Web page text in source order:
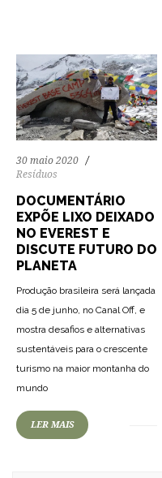
30 maio 2020
Resíduos
DOCUMENTÁRIO
EXPÕE LIXO DEIXADO
NO EVEREST E
DISCUTE FUTURO DO
PLANETA
Produção brasileira será lançada
dia 5 de junho, no Canal Off, e
mostra desafios e alternativas
sustentáveis para o crescente
turismo na maior montanha do
mundo
LER MAIS